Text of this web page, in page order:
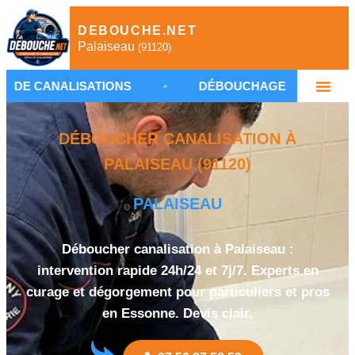
DEBOUCHE.NET
Palaiseau (91120)
• DÉBOUCHAGE CANALISATION
DÉBOUCHER CANALISATION À
PALAISEAU (91120)
PALAISEAU
Déboucher canalisation à Palaiseau :
intervention rapide 24h/24 et 7j/7. Experts en
curage et dégorgement pour particuliers et pros
en Essonne. Devis clair.